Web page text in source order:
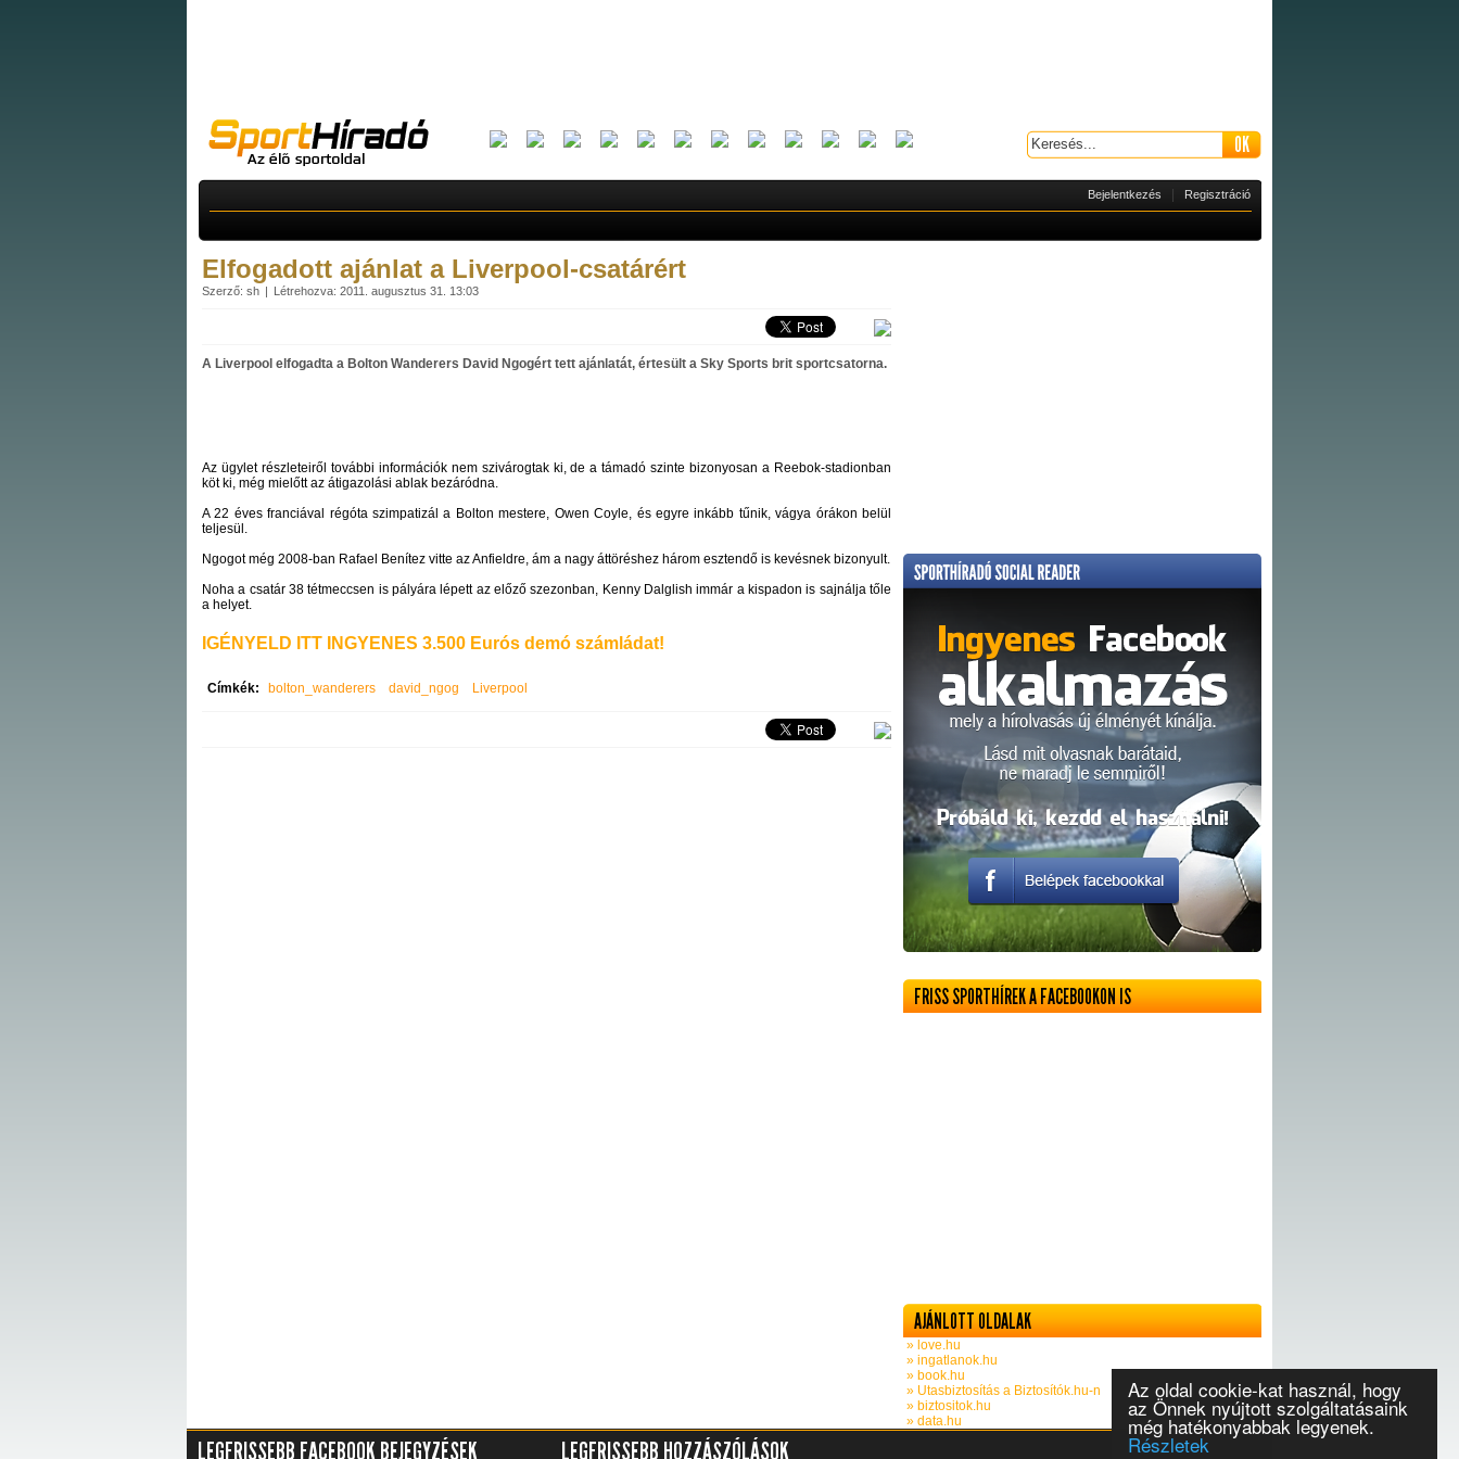
Az oldal cookie-kat használ, hogy
az Önnek nyújtott szolgáltatásaink
még hatékonyabbak legyenek.
Részletek
Bejelentkezés Regisztráció
Elfogadott ajánlat a Liverpool-csatárért
Szerző: sh Létrehozva: 2011. augusztus 31. 13:03
A Liverpool elfogadta a Bolton Wanderers David Ngogért tett ajánlatát, értesült a Sky Sports brit sportcsatorna.
Az ügylet részleteiről további információk nem szivárogtak ki, de a támadó szinte bizonyosan a Reebok-stadionban
köt ki, még mielőtt az átigazolási ablak bezáródna.
A 22 éves franciával régóta szimpatizál a Bolton mestere, Owen Coyle, és egyre inkább tűnik, vágya órákon belül
teljesül.
Ngogot még 2008-ban Rafael Benítez vitte az Anfieldre, ám a nagy áttöréshez három esztendő is kevésnek bizonyult.
Noha a csatár 38 tétmeccsen is pályára lépett az előző szezonban, Kenny Dalglish immár a kispadon is sajnálja tőle
a helyet.
IGÉNYELD ITT INGYENES 3.500 Eurós demó számládat!
Címkék: bolton_wanderers david_ngog Liverpool
FRISS SPORTHÍREK A FACEBOOKON IS
AJÁNLOTT OLDALAK
» love.hu
» ingatlanok.hu
» book.hu
» Utasbiztosítás a Biztosítók.hu-n
» biztositok.hu
» data.hu
LEGFRISSEBB FACEBOOK BEJEGYZÉSEK LEGFRISSEBB HOZZÁSZÓLÁSOK